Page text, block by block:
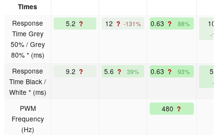
Times
Response
Time Grey
50% / Grey
80% * (ms)
5.2 ? 12 ? -131% 0.63 ? 88%
-
Response
Time Black /
White * (ms)
9.2 ? 5.6 ? 39% 0.63 ? 93%
PWM
Frequency
(Hz)
480 ?